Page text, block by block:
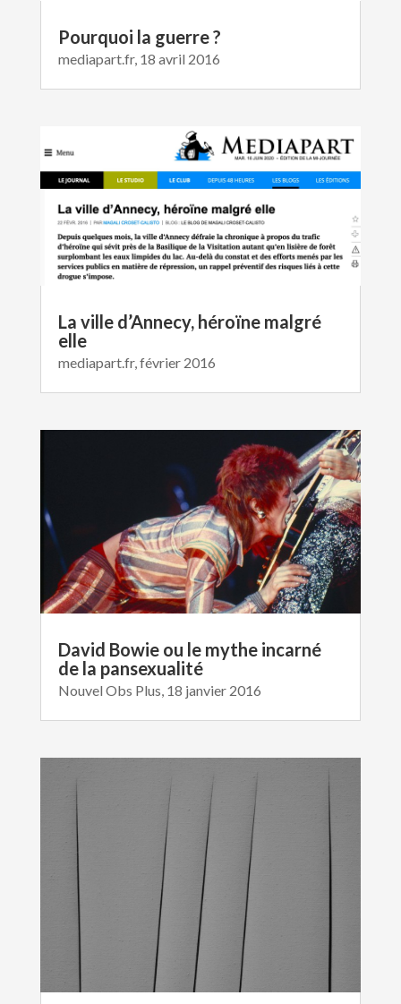
Pourquoi la guerre ?
mediapart.fr, 18 avril 2016
La ville d’Annecy, héroïne malgré
elle
mediapart.fr, février 2016
David Bowie ou le mythe incarné
de la pansexualité
Nouvel Obs Plus, 18 janvier 2016